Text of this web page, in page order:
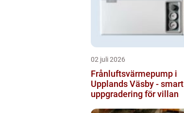
02 juli 2026
Frånluftsvärmepump i
Upplands Väsby - smart
uppgradering för villan